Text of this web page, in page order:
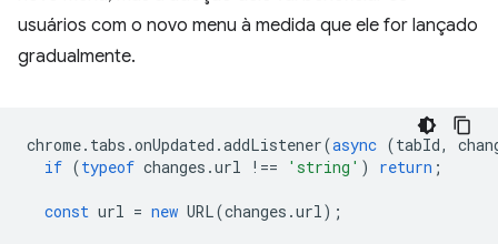
usuários com o novo menu à medida que ele for lançado
gradualmente.
chrome. tabs .onUpdated .addListener(async (tabId,
if (typeof changes .url !== 'string' ) return ;
const url = new URL(changes .url);